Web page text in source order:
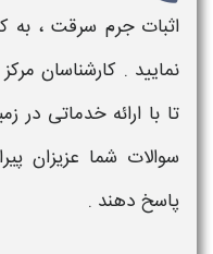
اثبات جرم سرقت ، به
نمایید . کارشناسان
تا با ارائه خدماتی در
سوالات شما عزیزان
پاسخ دهند .